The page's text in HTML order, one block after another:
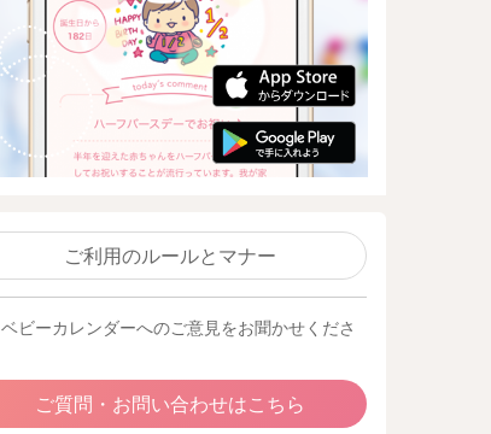
ご利用のルールとマナー
ベビーカレンダーへのご意見をお聞かせくださ
ご質問・お問い合わせはこちら